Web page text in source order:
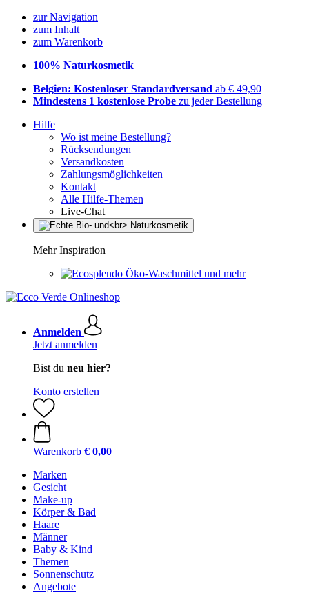
zur Navigation
zum Inhalt
zum Warenkorb
100% Naturkosmetik
Belgien: Kostenloser Standardversand ab € 49,90
Mindestens 1 kostenlose Probe zu jeder Bestellung
Hilfe
Wo ist meine Bestellung?
Rücksendungen
Versandkosten
Zahlungsmöglichkeiten
Kontakt
Alle Hilfe-Themen
Live-Chat
Mehr Inspiration
Öko-Waschmittel und mehr
Anmelden
Jetzt anmelden
Bist du neu hier?
Konto erstellen
Warenkorb € 0,00
Marken
Gesicht
Make-up
Körper & Bad
Haare
Männer
Baby & Kind
Themen
Sonnenschutz
Angebote